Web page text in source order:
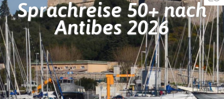
Sprachreise 50+ nach
Antibes 2026